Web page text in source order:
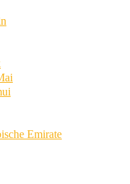
Emirate